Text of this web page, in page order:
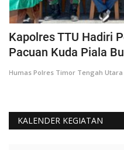
Kapolres TTU Hadiri
Pacuan Kuda Piala
Humas Polres Timor Tengah Utara
KALENDER KEGIATAN